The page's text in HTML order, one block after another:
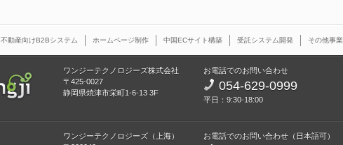
不動産向けB2Bシステム ホームページ制作 中国ECサイト構築 受託システム開発 その他事業
ワンジーテクノロジーズ株式会社
〒425-0027
静岡県焼津市栄町1-6-13 3F
お電話でのお問い合わせ
054-629-0999
平日：9:30-18:00
ワンジーテクノロジーズ（上海）
お電話でのお問い合わせ（日本語可）